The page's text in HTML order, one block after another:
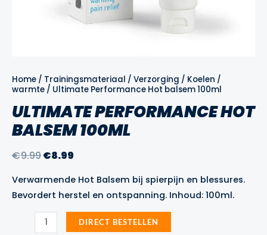
Home / Trainingsmateriaal / Verzorging / Koelen /
warmte / Ultimate Performance Hot balsem 100ml
ULTIMATE PERFORMANCE HOT
BALSEM 100ML
€9.99Oorspronkelijke
was:
€9.99.
€8.99
is:
€8.99.
Verwarmende Hot Balsem bij spierpijn en blessures.
Bevordert herstel en ontspanning. Inhoud: 100ml.
Ultimate
Performance
DIRECT BESTELLEN